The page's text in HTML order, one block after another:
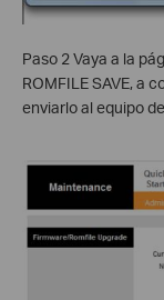
Paso 2 Vaya a la
ROMFILE SAVE, a
enviarlo al equipo